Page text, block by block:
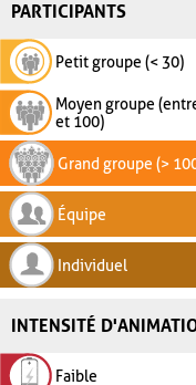
PARTICIPANTS
Petit groupe (< 30)
Moyen groupe
et 100)
Grand groupe (>
Équipe
Individuel
INTENSITÉ
Faible